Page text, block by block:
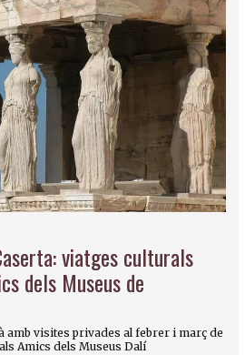
viatges culturals
dels Museus de
amb visites privades al febrer i març de
Amics dels Museus Dalí